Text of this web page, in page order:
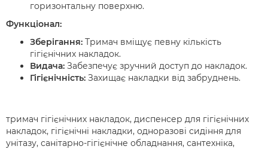
горизонтальну поверхню.
Функціонал:
Зберігання: Тримач вміщує певну кількість
гігієнічних накладок.
Видача: Забезпечує зручний доступ до накладок.
Гігієнічність: Захищає накладки від забруднень.
тримач гігієнічних накладок, диспенсер для гігієнічних
накладок, гігієнічні накладки, одноразові сидіння для
унітазу, санітарно-гігієнічне обладнання, сантехніка,